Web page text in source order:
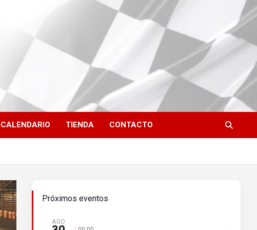
CALENDARIO TIENDA CONTACTO
Próximos eventos
AGO